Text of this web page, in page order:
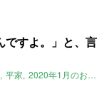
ですよ。」と、言
平家 2020年1月のおすすめ